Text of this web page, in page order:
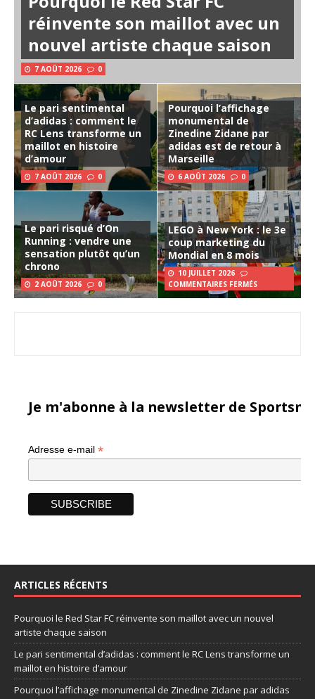
réinvente son maillot avec un
nouvel artiste chaque saison
7 AOÛT 2026 0
Le pari sentimental
d’adidas : comment le
RC Lens transforme un
maillot en histoire
d’amour
7 AOÛT 2026 0
Pourquoi l’affichage
monumental de
Zinedine Zidane par
adidas est de retour à
Marseille
6 AOÛT 2026 0
Le pari risqué d’On
Running : vendre une
sensation plutôt qu’un
chrono
2 AOÛT 2026 0
LEGO à New York : le 3e
coup marketing du
Mondial en 8 mois
10 JUILLET 2026
COMMENTAIRES FERMÉS
Je m'abonne à la newsletter de
Adresse e-mail *
ARTICLES RÉCENTS
Pourquoi le Red Star FC réinvente son maillot avec un nouvel
artiste chaque saison
Le pari sentimental d’adidas : comment le RC Lens transforme un
maillot en histoire d’amour
Pourquoi l’affichage monumental de Zinedine Zidane par adidas